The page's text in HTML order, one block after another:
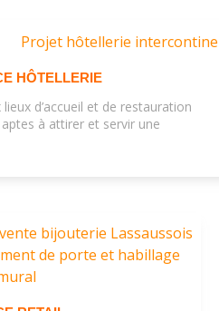
HÔTELLERIE
d’accueil et de restauration
à attirer et servir une